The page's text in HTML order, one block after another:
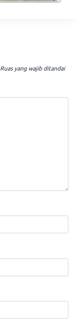
Ruas yang wajib ditandai